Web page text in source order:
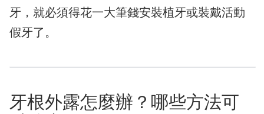
牙，就必須得花一大筆錢安裝植牙或裝戴活動
假牙了。
牙根外露怎麼辦？哪些方法可